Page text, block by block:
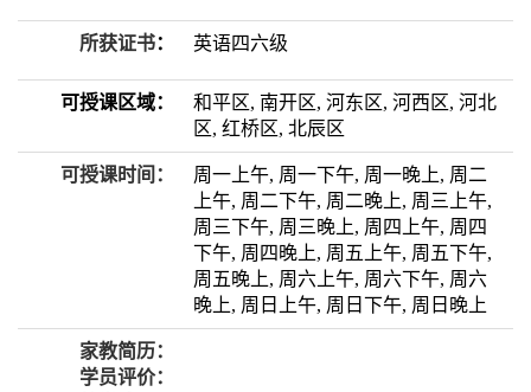
所获证书： 英语四六级
可授课区域：
和平区, 南开区, 河东区, 河西区, 河北
区, 红桥区, 北辰区
可授课时间：
周一上午, 周一下午, 周一晚上, 周二
上午, 周二下午, 周二晚上, 周三上午,
周三下午, 周三晚上, 周四上午, 周四
下午, 周四晚上, 周五上午, 周五下午,
周五晚上, 周六上午, 周六下午, 周六
晚上, 周日上午, 周日下午, 周日晚上
家教简历：
学员评价：